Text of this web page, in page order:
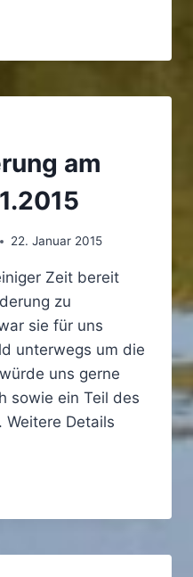
am
22. Januar 2015
Zeit bereit
zu
sie für uns
unterwegs um die
uns gerne
sowie ein Teil des
Weitere Details